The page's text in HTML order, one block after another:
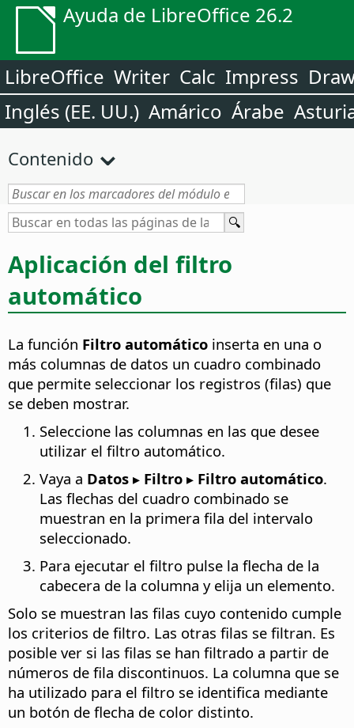
Ayuda de LibreOffice 26.2
LibreOffice Writer Calc Impress
Inglés (EE. UU.) Amárico Árabe
Contenido
Aplicación del filtro
automático
La función Filtro automático inserta en una o
más columnas de datos un cuadro combinado
que permite seleccionar los registros (filas) que
se deben mostrar.
Seleccione las columnas en las que desee
utilizar el filtro automático.
Vaya a Datos ▸ Filtro ▸ Filtro automático.
Las flechas del cuadro combinado se
muestran en la primera fila del intervalo
seleccionado.
Para ejecutar el filtro pulse la flecha de la
cabecera de la columna y elija un elemento.
Solo se muestran las filas cuyo contenido cumple
los criterios de filtro. Las otras filas se filtran. Es
posible ver si las filas se han filtrado a partir de
números de fila discontinuos. La columna que se
ha utilizado para el filtro se identifica mediante
un botón de flecha de color distinto.